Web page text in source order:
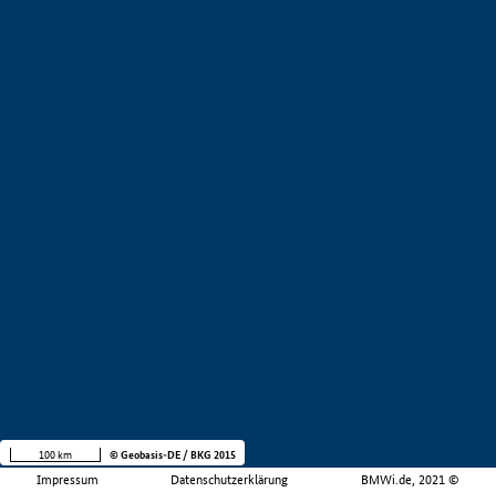
Impressum Datenschutzerklärung BMWi.de, 2021 ©
100 km © Geobasis-DE / BKG 2015